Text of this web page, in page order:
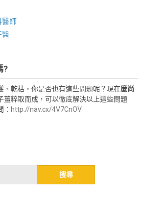
醫師
醫
?
、乾枯，你是否也有這些問題呢？現在麼尚
薑粹取而成，可以徹底解決以上這些問題
http://nav.cx/4V7CnOV